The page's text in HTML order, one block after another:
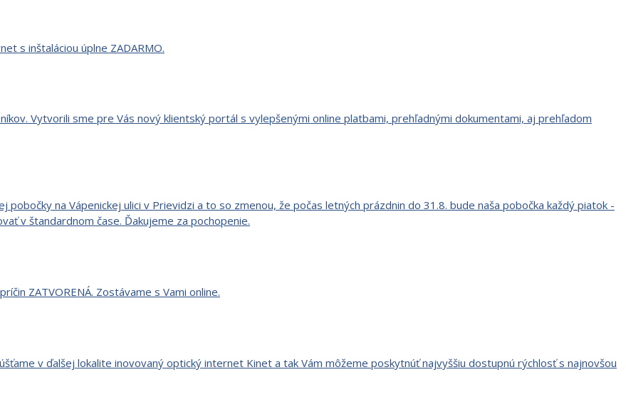
s inštaláciou úplne ZADARMO.
Vytvorili sme pre Vás nový klientský portál s vylepšenými online platbami, prehľadnými dokumentami, aj prehľadom
pobočky na Vápenickej ulici v Prievidzi a to so zmenou, že počas letných prázdnin do 31.8. bude naša pobočka každý piatok -
v štandardnom čase. Ďakujeme za pochopenie.
ZATVORENÁ. Zostávame s Vami online.
v ďalšej lokalite inovovaný optický internet Kinet a tak Vám môžeme poskytnúť najvyššiu dostupnú rýchlosť s najnovšou